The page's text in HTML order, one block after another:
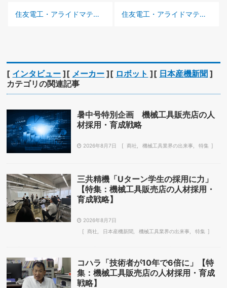
前の記事 :
住友電工・アライドマテリアル タングステンの供給能力を1・5倍に引き上げ 次の記事 :
住友電工・アライドマテリアル タングステンの供給能力を1・5倍に引き上げ
[ インタビュー ][ メーカー ][ ロボット ][ 日本産機新聞 ]
カテゴリの関連記事
暑中号特別企画 機械工具販売店の人
材採用・育成戦略
2026年8月7日 商社 機械工具業界の出来事 特集
三共精機「Uターン学生の採用に力」
【特集：機械工具販売店の人材採用・
育成戦略】
2026年8月7日
商社
日本産機新聞 機械工具業界の出来事 特集
コハラ「技術者が10年で6倍に」【特
集：機械工具販売店の人材採用・育成
戦略】